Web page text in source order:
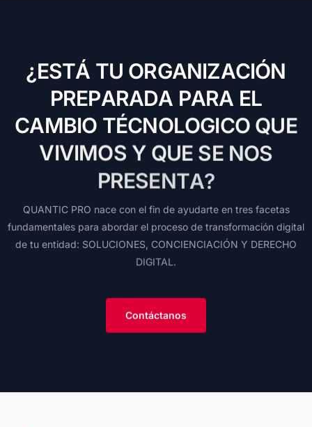
¿ESTÁ TU ORGANIZACIÓN
PREPARADA PARA EL
CAMBIO TÉCNOLOGICO QUE
VIVIMOS Y QUE SE NOS
PRESENTA?
QUANTIC PRO nace con el fin de ayudarte en tres facetas
fundamentales para abordar el proceso de transformación digital
de tu entidad: SOLUCIONES, CONCIENCIACIÓN Y DERECHO
DIGITAL.
Contáctanos